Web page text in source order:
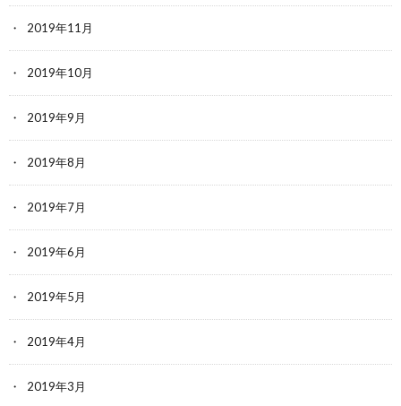
2019年11月
2019年10月
2019年9月
2019年8月
2019年7月
2019年6月
2019年5月
2019年4月
2019年3月